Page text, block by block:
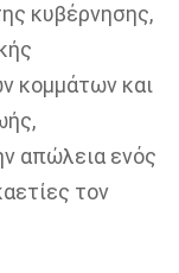
κυβέρνησης,
κομμάτων και
απώλεια ενός
τον